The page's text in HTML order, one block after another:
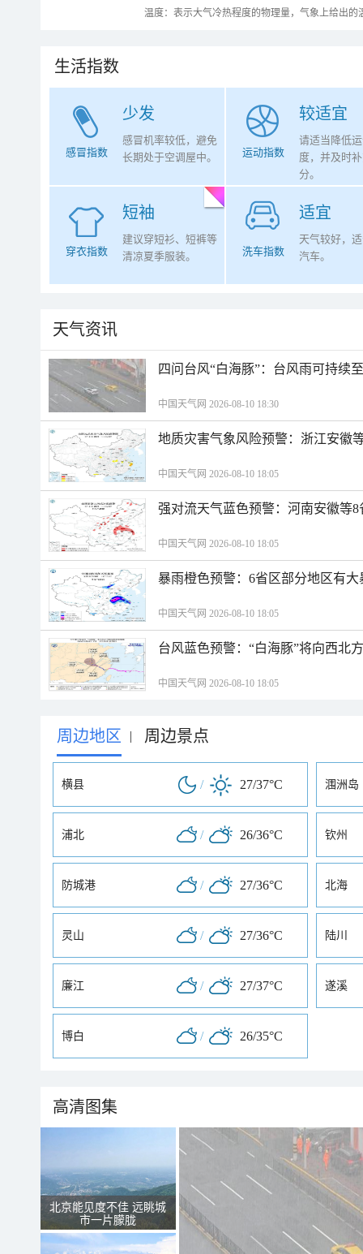
温度：表示大气冷热程度的物理量，气象上给出
生活指数
少发
感冒指数
感冒机率较低，避免
长期处于空调屋中。
较适宜
运动指数
请适当降低
度，并及时
分。
短袖
穿衣指数
建议穿短衫、短裤等
清凉夏季服装。
适宜
洗车指数
天气较好，
汽车。
天气资讯
四问台风“白海豚”：台风雨可持续
中国天气网 2026-08-10 18:30
地质灾害气象风险预警：浙江安徽
中国天气网 2026-08-10 18:05
强对流天气蓝色预警：河南安徽等
中国天气网 2026-08-10 18:05
暴雨橙色预警：6省区部分地区有
中国天气网 2026-08-10 18:05
台风蓝色预警：“白海豚”将向西北
中国天气网 2026-08-10 18:05
周边地区 | 周边景点
横县 / 27/37°C 涠洲岛
浦北 / 26/36°C 钦州
防城港 / 27/36°C 北海
灵山 / 27/36°C 陆川
廉江 / 27/37°C 遂溪
博白 / 26/35°C
高清图集
北京能见度不佳 远眺城
市一片朦胧